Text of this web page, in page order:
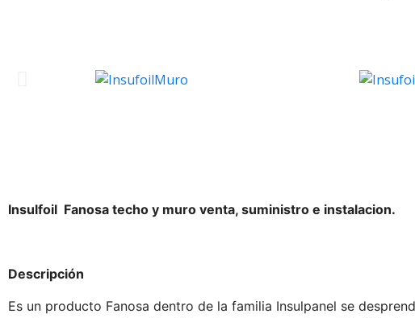
Insulfoil Fanosa techo y muro venta, suministro e instalacion.
Descripción
Es un producto Fanosa dentro de la familia Insulpanel se